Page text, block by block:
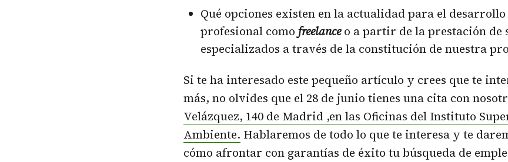
Qué opciones existen en la actualidad para el
profesional como freelanceo a partir de la prestación de
especializados a través de la constitución de nuestra
Si te ha interesado este pequeño artículo y crees que te
más, no olvides que el 28 de junio tienes una cita con
Velázquez, 140 de Madrid ,en las Oficinas del Instituto
Ambiente. Hablaremos de todo lo que te interesa y te
cómo afrontar con garantías de éxito tu búsqueda de